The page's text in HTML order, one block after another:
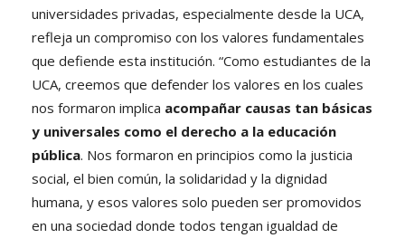
universidades privadas, especialmente desde la UCA,
refleja un compromiso con los valores fundamentales
que defiende esta institución. “Como estudiantes de la
UCA, creemos que defender los valores en los cuales
nos formaron implica acompañar causas tan básicas
y universales como el derecho a la educación
pública. Nos formaron en principios como la justicia
social, el bien común, la solidaridad y la dignidad
humana, y esos valores solo pueden ser promovidos
en una sociedad donde todos tengan igualdad de